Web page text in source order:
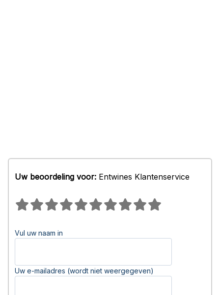
Uw beoordeling voor: Entwines Klantenservice
Vul uw naam in
Uw e-mailadres (wordt niet weergegeven)